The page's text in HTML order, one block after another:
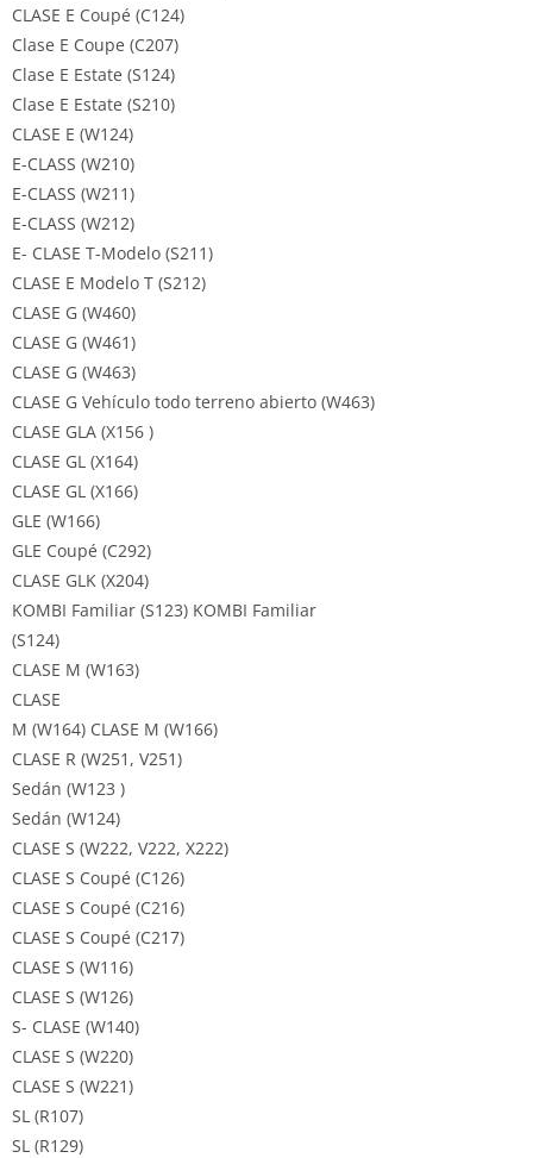
CLASE E Coupé (C124)
Clase E Coupe (C207)
Clase E Estate (S124)
Clase E Estate (S210)
CLASE E (W124)
E-CLASS (W210)
E-CLASS (W211)
E-CLASS (W212)
E- CLASE T-Modelo (S211)
CLASE E Modelo T (S212)
CLASE G (W460)
CLASE G (W461)
CLASE G (W463)
CLASE G Vehículo todo terreno abierto (W463)
CLASE GLA (X156 )
CLASE GL (X164)
CLASE GL (X166)
GLE (W166)
GLE Coupé (C292)
CLASE GLK (X204)
KOMBI Familiar (S123) KOMBI Familiar
(S124)
CLASE M (W163)
CLASE
M (W164) CLASE M (W166)
CLASE R (W251, V251)
Sedán (W123 )
Sedán (W124)
CLASE S (W222, V222, X222)
CLASE S Coupé (C126)
CLASE S Coupé (C216)
CLASE S Coupé (C217)
CLASE S (W116)
CLASE S (W126)
S- CLASE (W140)
CLASE S (W220)
CLASE S (W221)
SL (R107)
SL (R129)